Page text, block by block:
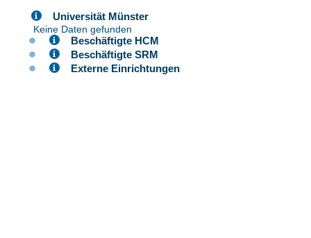
Universität Münster
Keine Daten gefunden
Beschäftigte HCM
Beschäftigte SRM
Externe Einrichtungen